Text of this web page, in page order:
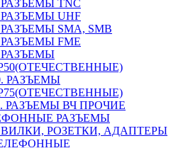
РАЗЪЕМЫ TNC
РАЗЪЕМЫ UHF
РАЗЪЕМЫ SMA, SMB
РАЗЪЕМЫ FME
РАЗЪЕМЫ
РАЗЪЕМЫ
РАЗЪЕМЫ ВЧ ПРОЧИЕ
РАЗЪЕМЫ
ВИЛКИ, РОЗЕТКИ, АДАПТЕРЫ